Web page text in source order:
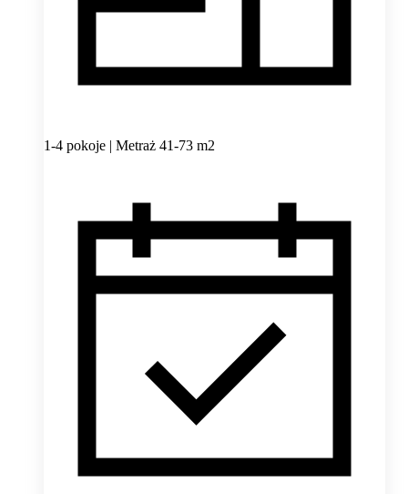
1-4 pokoje | Metraż 41-73 m2